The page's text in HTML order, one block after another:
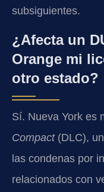
subsiguientes.
¿Afecta un
Orange mi
otro estado?
Sí. Nueva York es
Compact(DLC),
las condenas por
relacionados con